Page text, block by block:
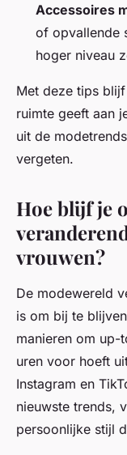
Accessoires
of opvallende
hoger niveau
Met deze tips
ruimte geeft aan
uit de
vergeten.
Hoe blijf je
vrouwen?
De modewereld
is om bij te
manieren om
uren voor hoeft
Instagram en
nieuwste trends,
persoonlijke stijl